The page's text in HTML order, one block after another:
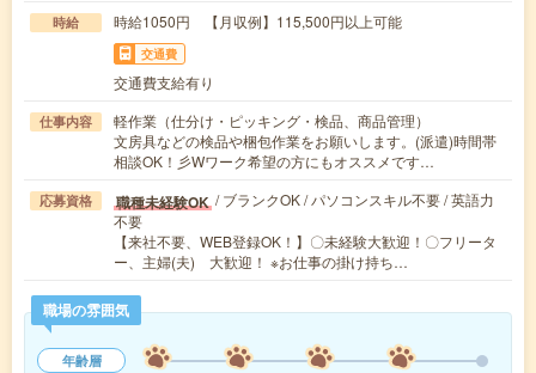
時給 時給1050円 【月収例】115,500円以上可能
交通費
交通費支給有り
仕事内容
軽作業（仕分け・ピッキング・検品、商品管理）
文房具などの検品や梱包作業をお願いします。(派遣)時間帯
相談OK！彡Wワーク希望の方にもオススメです…
応募資格 職種未経験OK / ブランクOK / パソコンスキル不要 / 英語力
不要
【来社不要、WEB登録OK！】〇未経験大歓迎！〇フリータ
ー、主婦(夫) 大歓迎！ ※お仕事の掛け持ち…
職場の雰囲気
年齢層